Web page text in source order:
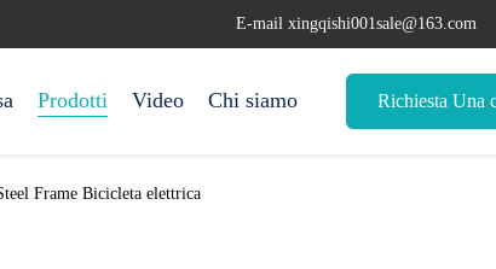
E-mail xingqishi001sale@163.com
Prodotti Video Chi siamo Richiesta Una
Frame Bicicleta elettrica